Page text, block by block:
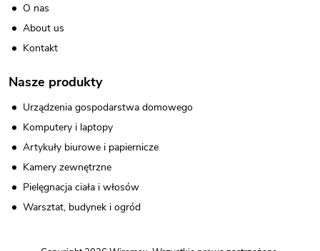
O nas
About us
Kontakt
Nasze produkty
Urządzenia gospodarstwa domowego
Komputery i laptopy
Artykuły biurowe i papiernicze
Kamery zewnętrzne
Pielęgnacja ciała i włosów
Warsztat, budynek i ogród